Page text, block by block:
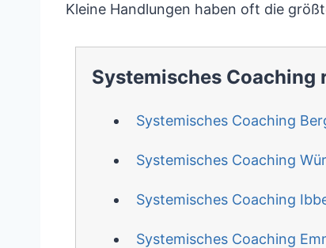
Kleine Handlungen haben oft die
Systemisches Coaching
Systemisches Coaching
Systemisches Coaching
Systemisches Coaching
Systemisches Coaching